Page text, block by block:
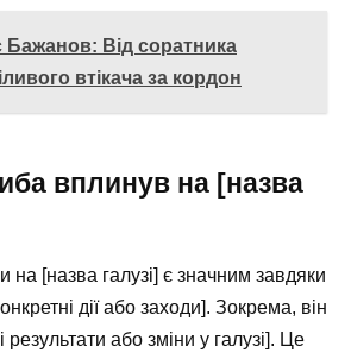
Бажанов: Від соратника
втікача за кордон
вплинув на [назва
на [назва галузі] є значним завдяки
дії або заходи]. Зокрема, він
результати або зміни у галузі]. Це